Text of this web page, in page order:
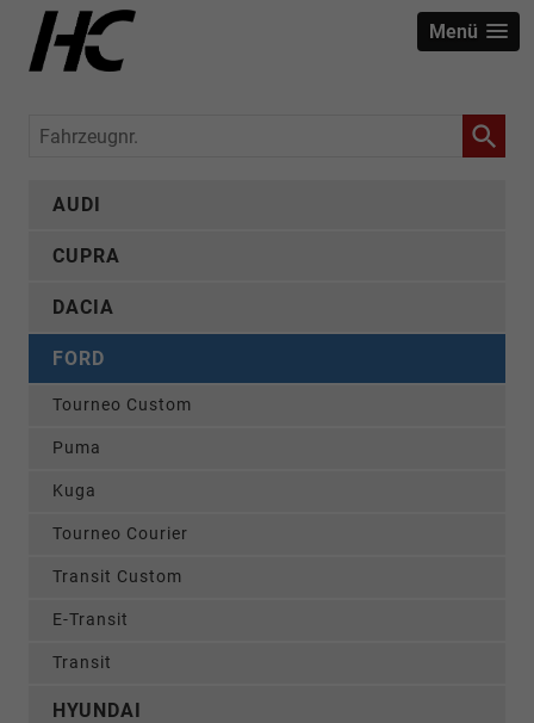
Menü
Fahrzeugnr.
AUDI
CUPRA
DACIA
FORD
Tourneo Custom
Puma
Kuga
Tourneo Courier
Transit Custom
E-Transit
Transit
HYUNDAI